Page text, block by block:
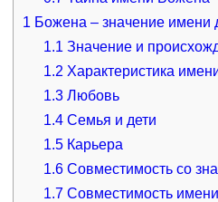
1 Божена – значение имени
1.1 Значение и
1.2 Характеристика
1.3 Любовь
1.4 Семья и дети
1.5 Карьера
1.6 Совместимость со
1.7 Совместимость имени